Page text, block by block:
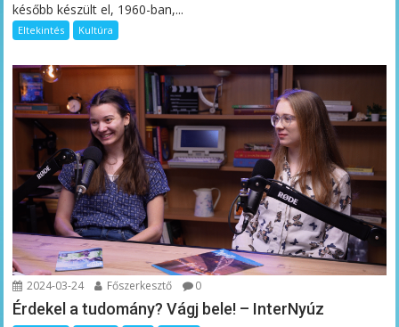
később készült el, 1960-ban,...
Eltekintés Kultúra
2024-03-24 Főszerkesztő 0
Érdekel a tudomány? Vágj bele! – InterNyúz